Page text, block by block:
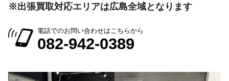
※出張買取対応エリアは広島全域となります
電話でのお問い合わせはこちらから
082-942-0389